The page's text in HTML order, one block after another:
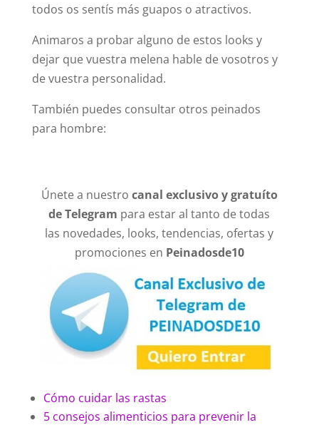
todos os sentís más guapos o atractivos.
Animaros a probar alguno de estos looks y
dejar que vuestra melena hable de vosotros y
de vuestra personalidad.
También puedes consultar otros peinados
para hombre:
Únete a nuestro canal exclusivo y gratuíto
de Telegram para estar al tanto de todas
las novedades, looks, tendencias, ofertas y
promociones en Peinadosde10
Cómo cuidar las rastas
5 consejos alimenticios para prevenir la